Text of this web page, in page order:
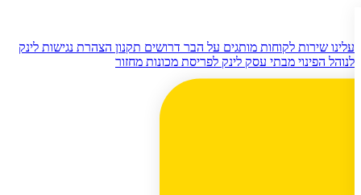
עלינו שירות לקוחות מותגים על הבר דרושים תקנון הצהרת נגישות לינק
לנוהל הפינוי מבתי עסק לינק לפריסת מכונות מחזור